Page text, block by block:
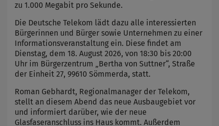
zu 1.000 Megabit pro Sekunde.
Die Deutsche Telekom lädt dazu alle interessierten
Bürgerinnen und Bürger sowie Unternehmen zu einer
Informationsveranstaltung ein. Diese findet am
Dienstag, dem 18. August 2026, von 18:30 bis 20:00
Uhr im Bürgerzentrum „Bertha von Suttner“, Straße
der Einheit 27, 99610 Sömmerda, statt.
Roman Gebhardt, Regionalmanager der Telekom,
stellt an diesem Abend das neue Ausbaugebiet vor
und informiert darüber, wie der neue
Glasfaseranschluss ins Haus kommt. Außerdem